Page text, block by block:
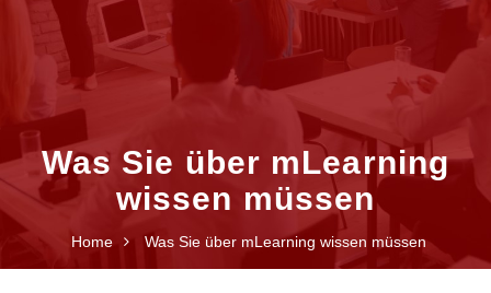
Was Sie über mLearning
wissen müssen
Home Was Sie über mLearning wissen müssen